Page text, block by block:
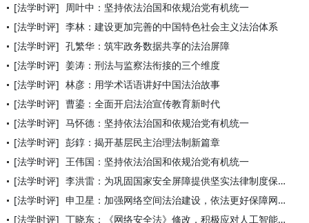
[法学时评] 周叶中：坚持依法治国和依规治党有机统一
[法学时评] 李林：建设更加完善的中国特色社会主义法治体系
[法学时评] 孔繁华：筑牢政务数据共享的法治屏障
[法学时评] 姜涛：刑法与监察法衔接的三个维度
[法学时评] 林彦：用学术话语讲好中国法治故事
[法学时评] 曹鎏：全面开启法治宣传教育新时代
[法学时评] 马怀德：坚持依法治国和依规治党有机统一
[法学时评] 彭錞：揭开基层民主治理法制新篇章
[法学时评] 王伟国：坚持依法治国和依规治党有机统一
[法学时评] 李洪雷：为巩固国家安全屏障提供坚实法律制度保障
[法学时评] 申卫星：加强网络空间法治建设，依法更好保障网络安全
[法学时评] 丁晓东：《网络安全法》修改，积极应对人工智能治理安全挑战